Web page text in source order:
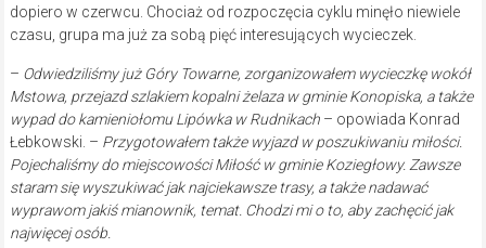
dopiero w czerwcu. Chociaż od rozpoczęcia cyklu minęło niewiele
czasu, grupa ma już za sobą pięć interesujących wycieczek.
– Odwiedziliśmy już Góry Towarne, zorganizowałem wycieczkę wokół
Mstowa, przejazd szlakiem kopalni żelaza w gminie Konopiska, a także
wypad do kamieniołomu Lipówka w Rudnikach– opowiada Konrad
Łebkowski. – Przygotowałem także wyjazd w poszukiwaniu miłości.
Pojechaliśmy do miejscowości Miłość w gminie Koziegłowy. Zawsze
staram się wyszukiwać jak najciekawsze trasy, a także nadawać
wyprawom jakiś mianownik, temat. Chodzi mi o to, aby zachęcić jak
najwięcej osób.